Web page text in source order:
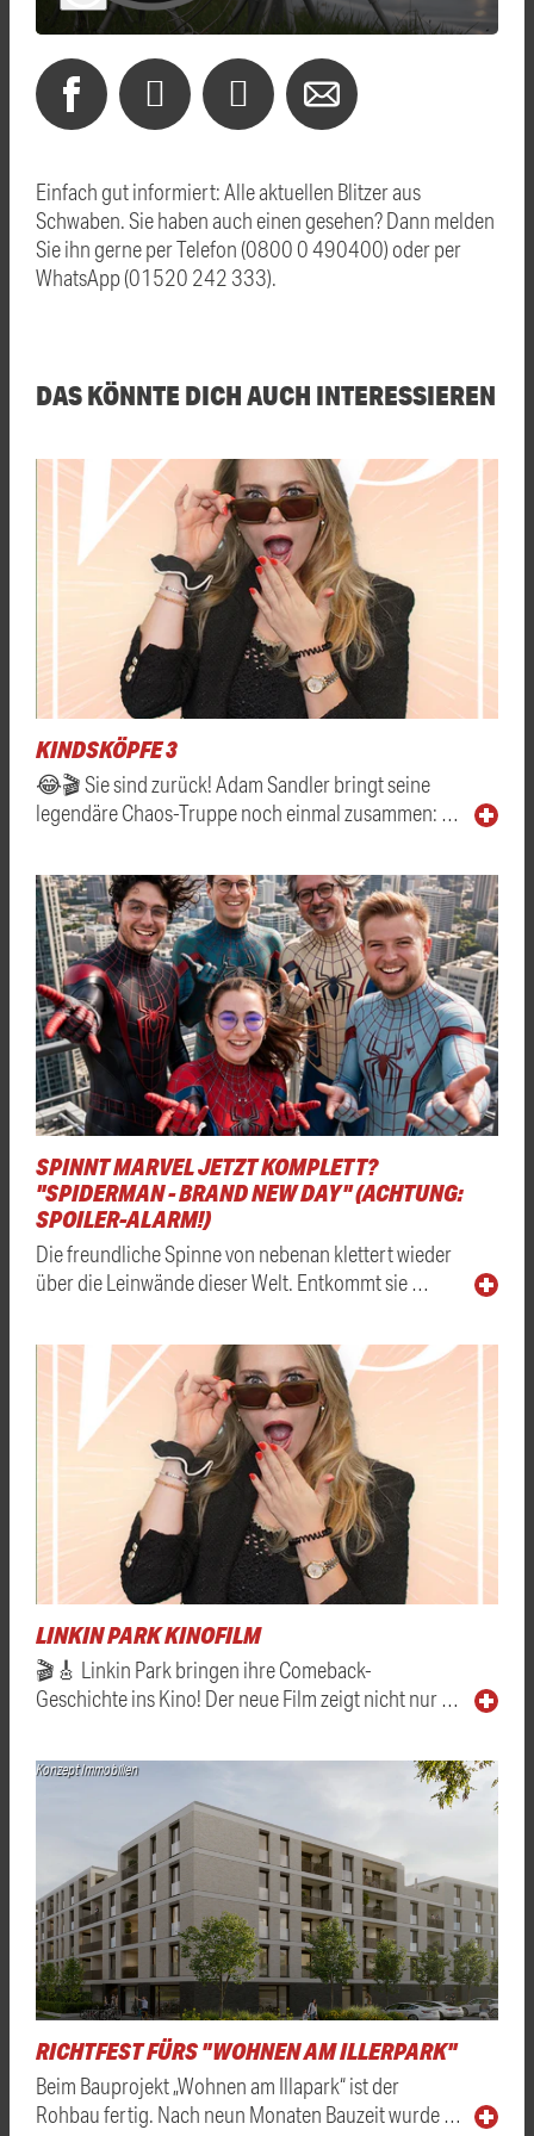
Einfach gut informiert: Alle aktuellen Blitzer aus
Schwaben. Sie haben auch einen gesehen? Dann melden
Sie ihn gerne per Telefon (0800 0 490400) oder per
WhatsApp (01520 242 333).
DAS KÖNNTE DICH AUCH INTERESSIEREN
KINDSKÖPFE 3
😂🎬 Sie sind zurück! Adam Sandler bringt seine
legendäre Chaos-Truppe noch einmal zusammen: …
SPINNT MARVEL JETZT KOMPLETT?
"SPIDERMAN - BRAND NEW DAY" (ACHTUNG:
SPOILER-ALARM!)
Die freundliche Spinne von nebenan klettert wieder
über die Leinwände dieser Welt. Entkommt sie …
LINKIN PARK KINOFILM
🎬🎸 Linkin Park bringen ihre Comeback-
Geschichte ins Kino! Der neue Film zeigt nicht nur …
Konzept Immobilien
RICHTFEST FÜRS "WOHNEN AM ILLERPARK"
Beim Bauprojekt „Wohnen am Illapark“ ist der
Rohbau fertig. Nach neun Monaten Bauzeit wurde …